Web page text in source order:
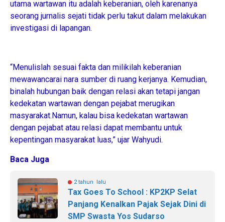
utama wartawan itu adalah keberanian, oleh karenanya
seorang jurnalis sejati tidak perlu takut dalam melakukan
investigasi di lapangan.
“Menulislah sesuai fakta dan milikilah keberanian
mewawancarai nara sumber di ruang kerjanya. Kemudian,
binalah hubungan baik dengan relasi akan tetapi jangan
kedekatan wartawan dengan pejabat merugikan
masyarakat.Namun, kalau bisa kedekatan wartawan
dengan pejabat atau relasi dapat membantu untuk
kepentingan masyarakat luas,” ujar Wahyudi.
Baca Juga
2 tahun lalu
Tax Goes To School : KP2KP Selat
Panjang Kenalkan Pajak Sejak Dini di
SMP Swasta Yos Sudarso